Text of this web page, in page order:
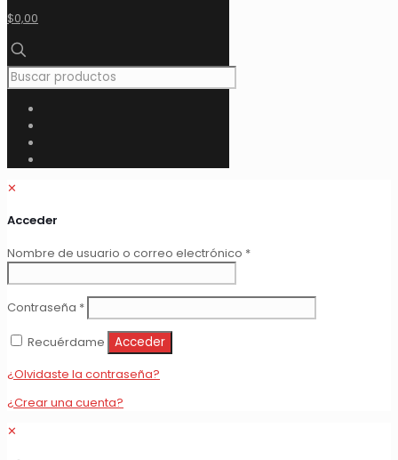
$0,00
✕
Acceder
Nombre de usuario o correo electrónico *Obligatorio
Contraseña *Obligatorio
Recuérdame
Acceder
¿Olvidaste la contraseña?
¿Crear una cuenta?
✕